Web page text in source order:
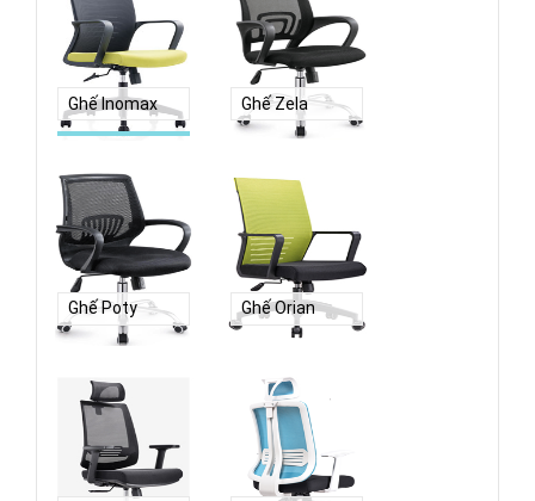
Ghế Inomax Ghế Zela
Ghế Poty Ghế Orian